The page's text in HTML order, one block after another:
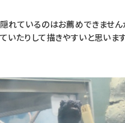
隠れているのはお薦めできませ
ていたりして描きやすいと思います